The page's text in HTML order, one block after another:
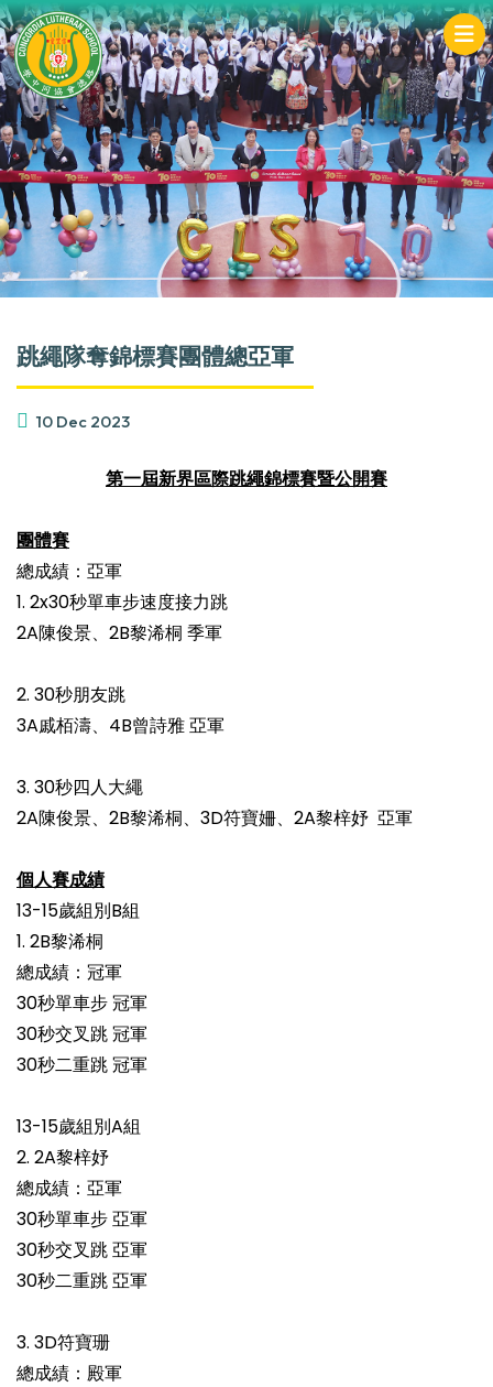
跳繩隊奪錦標賽團體總亞軍
10 Dec 2023
第一屆新界區際跳繩錦標賽暨公開賽
團體賽
總成績：亞軍
1. 2x30秒單車步速度接力跳
2A陳俊景、2B黎浠桐 季軍
2. 30秒朋友跳
3A戚栢濤、4B曾詩雅 亞軍
3. 30秒四人大繩
2A陳俊景、2B黎浠桐、3D符寶姍、2A黎梓妤 亞軍
個人賽成績
13-15歲組別B組
1. 2B黎浠桐
總成績：冠軍
30秒單車步 冠軍
30秒交叉跳 冠軍
30秒二重跳 冠軍
13-15歲組別A組
2. 2A黎梓妤
總成績：亞軍
30秒單車步 亞軍
30秒交叉跳 亞軍
30秒二重跳 亞軍
3. 3D符寶珊
總成績：殿軍